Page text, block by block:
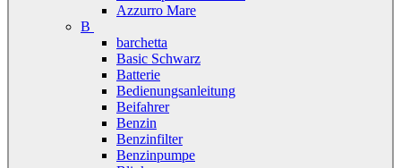
Azzurro Mare
B
barchetta
Basic Schwarz
Batterie
Bedienungsanleitung
Beifahrer
Benzin
Benzinfilter
Benzinpumpe